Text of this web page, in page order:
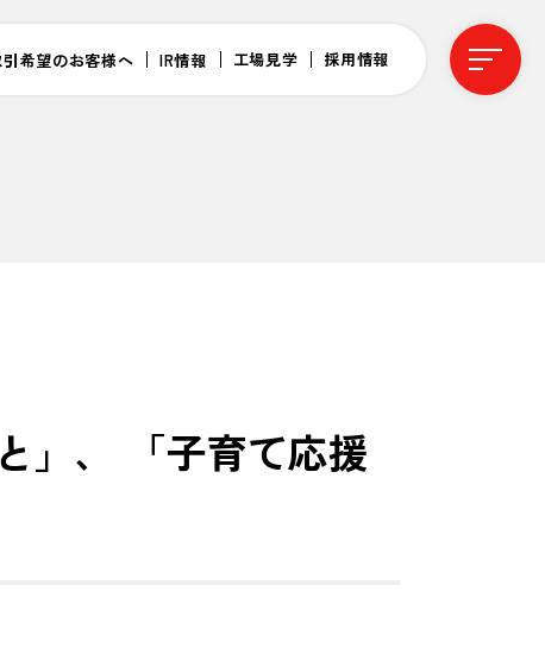
希望のお客様へ IR情報 工場見学 採用情報
」、 「子育て応援